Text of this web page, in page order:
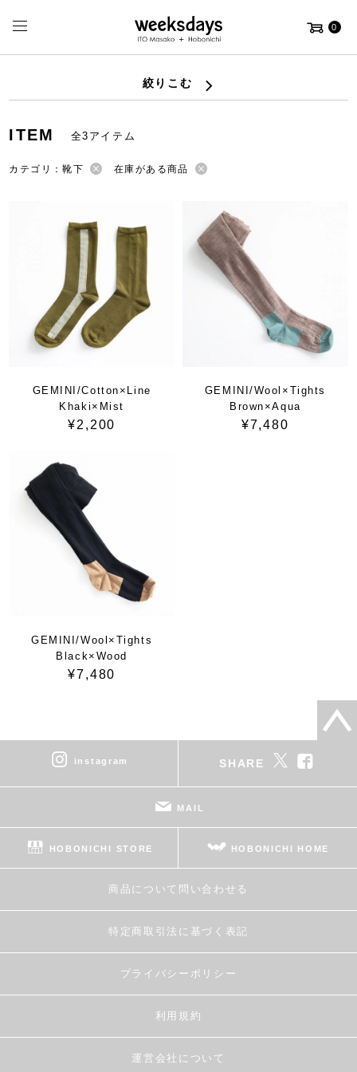
0
絞りこむ
ITEM 全3アイテム
カテゴリ：靴下 在庫がある商品
GEMINI/Cotton×Line
Khaki×Mist
¥2,200
GEMINI/Wool×Tights
Brown×Aqua
¥7,480
GEMINI/Wool×Tights
Black×Wood
¥7,480
instagram SHARE
MAIL
HOBONICHI STORE HOBONICHI HOME
商品について問い合わせる
特定商取引法に基づく表記
プライバシーポリシー
利用規約
運営会社について